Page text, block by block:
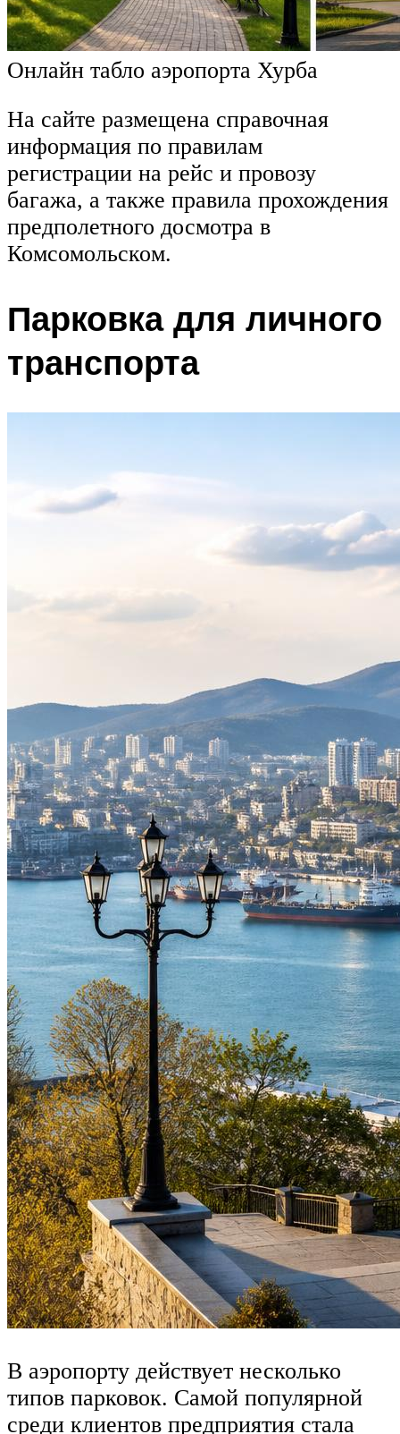
Онлайн табло аэропорта Хурба
На сайте размещена справочная
информация по правилам
регистрации на рейс и провозу
багажа, а также правила прохождения
предполетного досмотра в
Комсомольском.
Парковка для личного
транспорта
В аэропорту действует несколько
типов парковок. Самой популярной
среди клиентов предприятия стала